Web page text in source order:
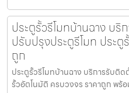
ประตูรั้วรีโมทบ้านฉาง บ
ปรับปรุงประตูรีโมท ประ
ถูก
ประตูรั้วรีโมทบ้านฉาง บริการรับติ
รั้วอัตโนมัติ ครบวงจร ราคาถูก พร้